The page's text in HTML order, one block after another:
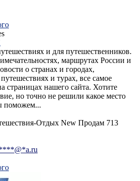
и для путешественников.
маршрутах России и
о странах и городах,
и турах, все самое
страницах нашего сайта. Хотите
но точно не решили какое место
поможем...
Отдых New Продам 713